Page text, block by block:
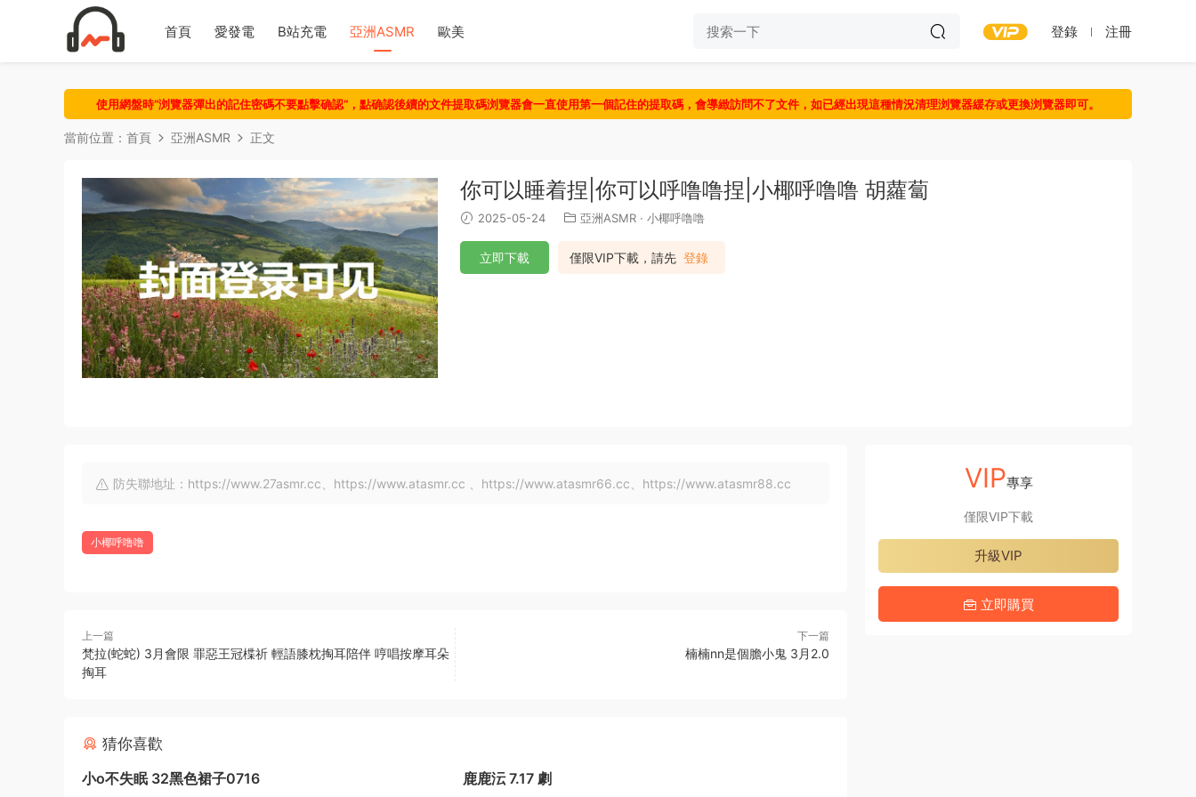
首頁 愛發電 B站充電 亞洲ASMR 歐美 登錄 注冊
使用網盤時“浏覽器彈出的記住密碼不要點擊确認“，點确認後續的文件提取碼浏覽器會一直使用第一個記住的提取碼，會導緻訪問不了文件，如已經出現這種情況清理浏覽器緩存或更換浏覽器即可。
當前位置： 首頁 亞洲ASMR 正文
你可以睡着捏|你可以呼噜噜捏|小椰呼噜噜 胡蘿蔔
2025-05-24 亞洲ASMR · 小椰呼噜噜
僅限VIP下載，請先 登錄
立即下載
防失聯地址：https://www.27asmr.cc、https://www.atasmr.cc 、https://www.atasmr66.cc、https://www.atasmr88.cc
小椰呼噜噜
上一篇
梵拉(蛇蛇) 3月會限 罪惡王冠楪祈 輕語膝枕掏耳陪伴 哼唱按摩耳朵
掏耳
下一篇
楠楠nn是個膽小鬼 3月2.0
猜你喜歡
小o不失眠 32黑色裙子0716
鹿鹿沄 7.17 劇
VIP專享
僅限VIP下載
升級VIP
立即購買